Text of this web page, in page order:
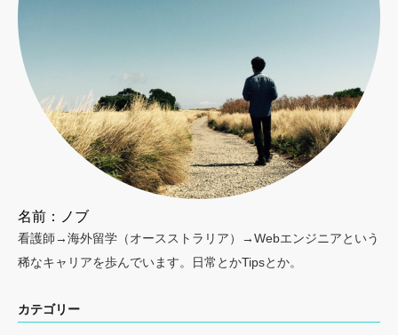
名前：ノブ
看護師→海外留学（オースストラリア）→Webエンジニアという
稀なキャリアを歩んでいます。日常とかTipsとか。
カテゴリー